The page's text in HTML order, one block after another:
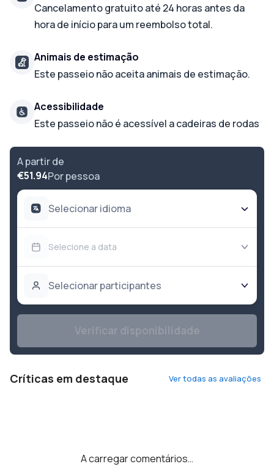
Cancelamento gratuito até 24 horas antes da
hora de início para um reembolso total.
Animais de estimação
Este passeio não aceita animais de estimação.
Acessibilidade
Este passeio não é acessível a cadeiras de rodas
A partir de
€51.94Por pessoa
Selecionar idioma
Selecione a data
Selecionar participantes
Críticas em destaque Ver todas as avaliações
A carregar comentários…